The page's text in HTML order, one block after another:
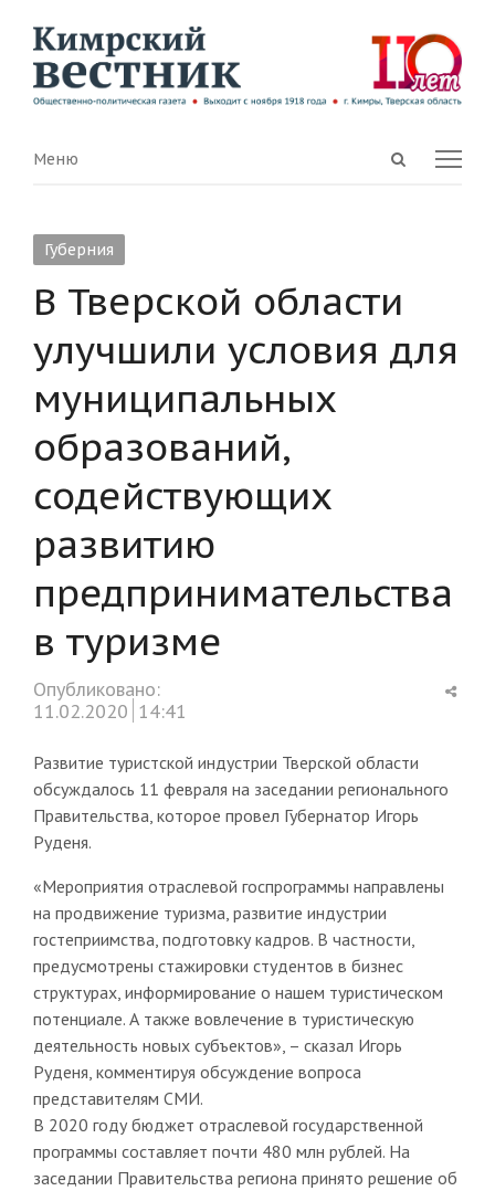
Open
Menu
Меню
Губерния
В Тверской области
улучшили условия для
муниципальных
образований,
содействующих
развитию
предпринимательства
в туризме
Опубликовано:
11.02.2020 14:41
Развитие туристской индустрии Тверской области
обсуждалось 11 февраля на заседании регионального
Правительства, которое провел Губернатор Игорь
Руденя.
«Мероприятия отраслевой госпрограммы направлены
на продвижение туризма, развитие индустрии
гостеприимства, подготовку кадров. В частности,
предусмотрены стажировки студентов в бизнес
структурах, информирование о нашем туристическом
потенциале. А также вовлечение в туристическую
деятельность новых субъектов», – сказал Игорь
Руденя, комментируя обсуждение вопроса
представителям СМИ.
В 2020 году бюджет отраслевой государственной
программы составляет почти 480 млн рублей. На
заседании Правительства региона принято решение об